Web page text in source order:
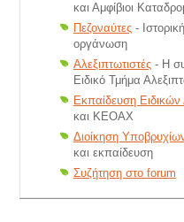
και Αμφίβιοι
Πεζοναύτες-
οργάνωση
Αλεξιπτωτιστές- Η
Ειδικό Τμήμα
Εκπαίδευση
και ΚΕΟΑΧ
Διοίκηση
και εκπαίδευση
Συζήτηση στο forum